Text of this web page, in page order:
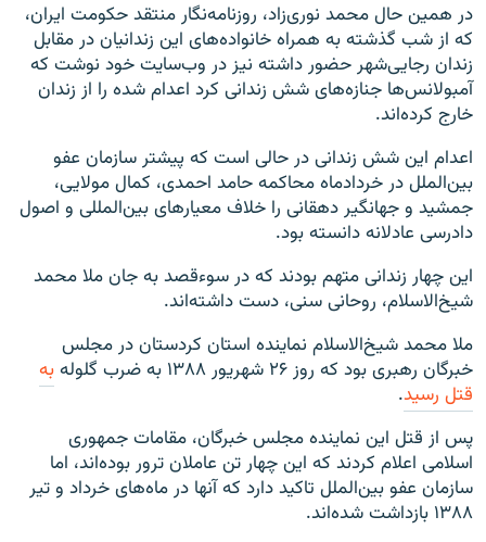
در همین حال محمد نوری‌زاد، روزنامه‌نگار منتقد حکومت ایران،
که از شب گذشته به همراه خانواده‌های این زندانیان در مقابل
زندان رجایی‌شهر حضور داشته نیز در وب‌سایت خود نوشت که
آمبولانس‌ها جنازه‌های شش زندانی کرد اعدام شده را از زندان
خارج کرده‌اند.
اعدام این شش زندانی در حالی است که پیشتر سازمان عفو
بین‌الملل در خردادماه محاکمه حامد احمدی، کمال مولایی،
جمشید و جهانگیر دهقانی را خلاف معیارهای بین‌المللی و اصول
دادرسی عادلانه دانسته بود.
این چهار زندانی متهم بودند که در سوءقصد به جان ملا محمد
شیخ‌الاسلام، روحانی سنی، دست داشته‌اند.
ملا محمد شیخ‌الاسلام نماینده استان کردستان در مجلس
خبرگان رهبری بود که روز ۲۶ شهریور ۱۳۸۸ به ضرب گلوله
به
قتل رسید.
پس از قتل این نماینده مجلس خبرگان، مقامات جمهوری
اسلامی اعلام کردند که این چهار تن عاملان ترور بوده‌اند، اما
سازمان عفو بین‌الملل تاکید دارد که آنها در ماه‌های خرداد و تیر
۱۳۸۸ بازداشت شده‌اند.